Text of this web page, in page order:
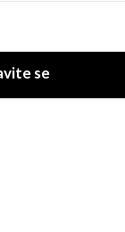
se